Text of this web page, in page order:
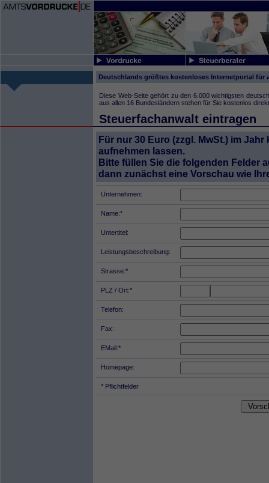
Deutschlands größtes kostenloses Internetportal für
Diese Web-Seite gehört zu den 6.000 wichtigsten
aus allen 16 Bundesländern stehen für Sie kostenlos
Steuerfachanwalt eintragen
Für nur 30 Euro (zzgl. MwSt.) im
aufnehmen lassen.
Bitte füllen Sie die folgenden Felder
dann zunächst eine Vorschau wie
Unternehmen:
Name:*
Untertitel:
Leistungsbeschreibung:
Strasse:*
PLZ / Ort:*
Telefon:
Fax:
EMail:*
Homepage:
* Pflichtfelder